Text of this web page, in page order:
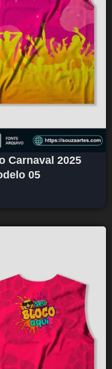
Carnaval 2025
05